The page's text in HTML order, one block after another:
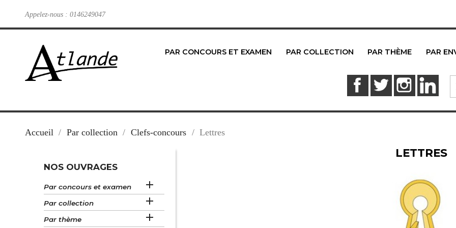
Appelez-nous : 0146249047
PAR CONCOURS ET EXAMEN PAR COLLECTION PAR THÈME PAR
FacebookTwitter Instagram
Accueil Par collection Clefs-concours Lettres
NOS OUVRAGES
Par concours et examen 
Par collection 
Par thème 
LETTRES